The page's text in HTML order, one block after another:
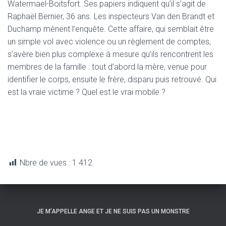
Watermael-Boitsfort. Ses papiers indiquent qu’il s’agit de
Raphaël Bernier, 36 ans. Les inspecteurs Van den Brandt et
Duchamp mènent l’enquête. Cette affaire, qui semblait être
un simple vol avec violence ou un règlement de comptes,
s’avère bien plus complexe à mesure qu’ils rencontrent les
membres de la famille : tout d’abord la mère, venue pour
identifier le corps, ensuite le frère, disparu puis retrouvé. Qui
est la vraie victime ? Quel est le vrai mobile ?​
Nbre de vues : 1 412
JE M’APPELLE ANGE ET JE NE SUIS PAS UN MONSTRE